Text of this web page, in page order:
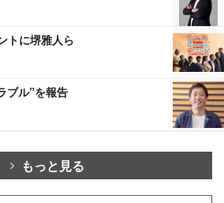
トに堺雅人ら
ブル”を報告
もっと見る